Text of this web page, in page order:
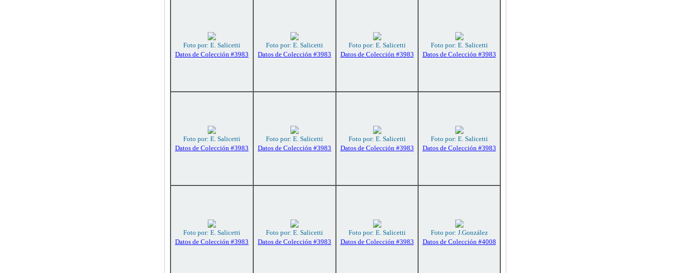
Foto por: E. Salicetti
Datos de Colección #3983
Foto por: E. Salicetti
Datos de Colección #3983
Foto por: E. Salicetti
Datos de Colección #3983
Foto por: E. Salicetti
Datos de Colección #3983
Foto por: E. Salicetti
Datos de Colección #3983
Foto por: E. Salicetti
Datos de Colección #3983
Foto por: E. Salicetti
Datos de Colección #3983
Foto por: E. Salicetti
Datos de Colección #3983
Foto por: E. Salicetti
Datos de Colección #3983
Foto por: E. Salicetti
Datos de Colección #3983
Foto por: E. Salicetti
Datos de Colección #3983
Foto por: J.González
Datos de Colección #4008